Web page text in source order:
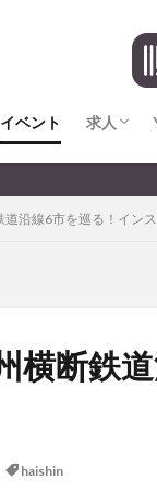
イベント 求人
求人
LOG
沿線6市を巡る！イン
横断鉄
haishin
ね
わさだタウン わっ
コストコ コスモス
ーク パークプレイ
品券
プロレス